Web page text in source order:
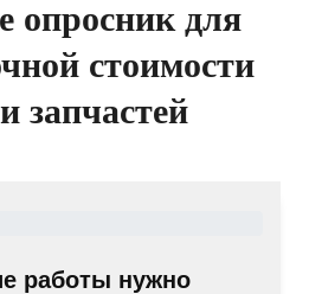
опросник для
стоимости
запчастей
работы нужно